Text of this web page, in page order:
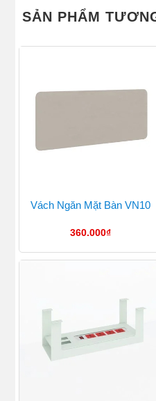
SẢN PHẨM
Vách Ngăn Mặt Bàn VN10
360.000₫